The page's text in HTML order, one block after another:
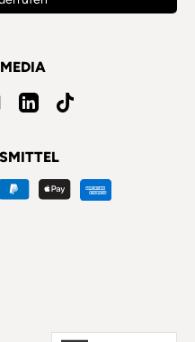
YouTubeLinkedInTikTok